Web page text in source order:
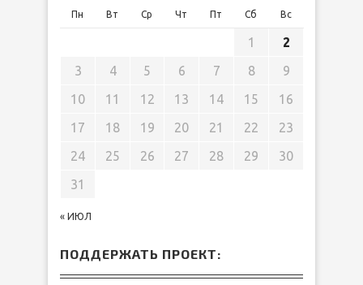
Пн Вт Ср Чт Пт Сб Вс
« ИЮЛ
1
2
3
4 5 6 7 8
9
10
11 12 13 14 15
16
17
18 19 20 21 22
23
24
25 26 27 28 29
30
31
ПОДДЕРЖАТЬ ПРОЕКТ: